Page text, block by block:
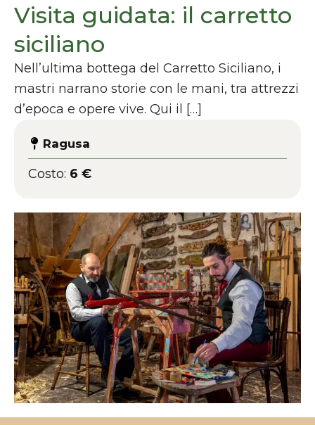
Visita guidata: il carretto
siciliano
Nell’ultima bottega del Carretto Siciliano, i
mastri narrano storie con le mani, tra attrezzi
d’epoca e opere vive. Qui il […]
Ragusa
Costo: 6 €